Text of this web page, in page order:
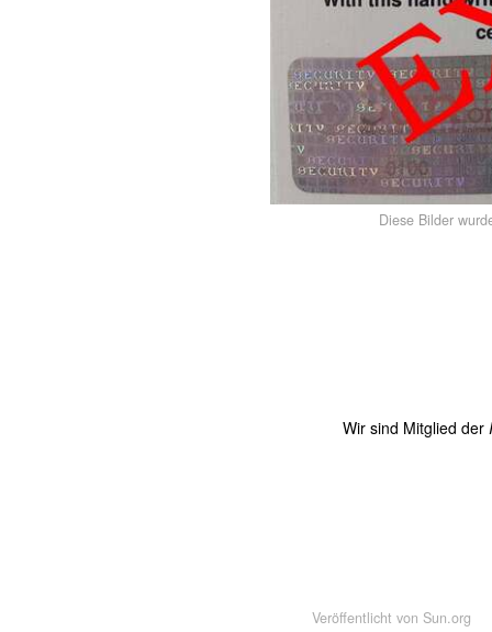
Diese Bilder
Wir sind Mitglied der
Veröffentlicht von Sun.org